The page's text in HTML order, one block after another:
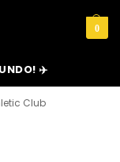
0
✈️
Club